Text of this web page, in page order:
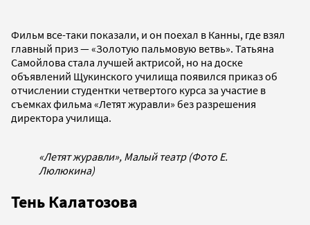
Фильм все-таки показали, и он поехал в Канны, где взял
главный приз — «Золотую пальмовую ветвь». Татьяна
Самойлова стала лучшей актрисой, но на доске
объявлений Щукинского училища появился приказ об
отчислении студентки четвертого курса за участие в
съемках фильма «Летят журавли» без разрешения
директора училища.
«Летят журавли», Малый театр (Фото Е.
Люлюкина)
Тень Калатозова